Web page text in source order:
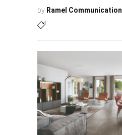
by Ramel Communication